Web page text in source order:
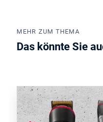
MEHR ZUM THEMA
Das könnte Sie